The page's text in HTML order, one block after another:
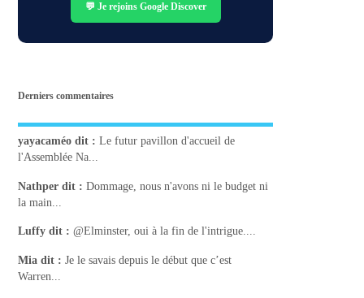
💬 Je rejoins Google Discover
Derniers commentaires
yayacaméo dit : Le futur pavillon d'accueil de
l'Assemblée Na...
Nathper dit : Dommage, nous n'avons ni le budget ni
la main...
Luffy dit : @Elminster, oui à la fin de l'intrigue....
Mia dit : Je le savais depuis le début que c’est
Warren...